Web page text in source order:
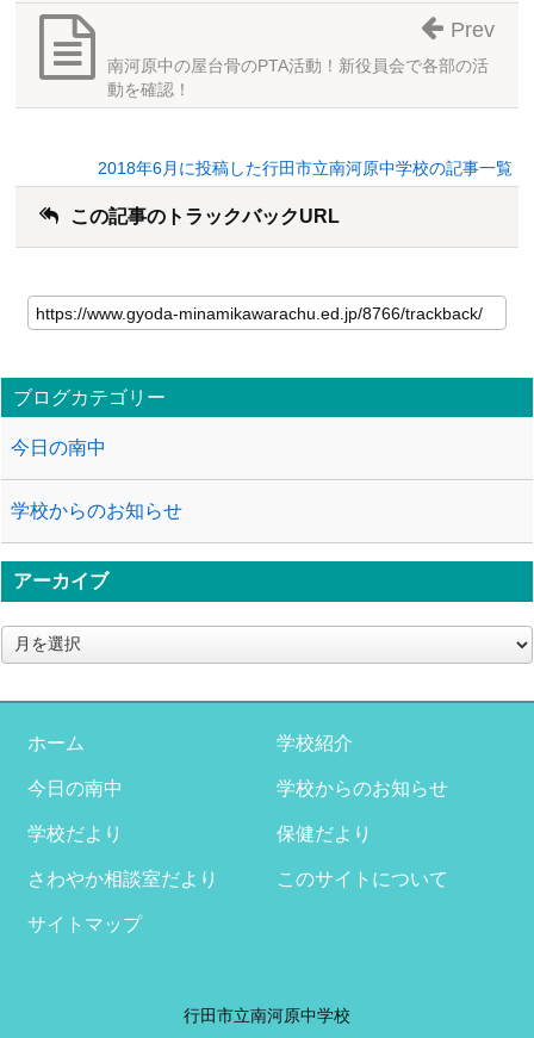
南河原中の屋台骨のPTA活動！新役員会で各部の活
動を確認！
Prev
2018年6月に投稿した行田市立南河原中学校の記事一覧
この記事のトラックバックURL
ブログカテゴリー
今日の南中
学校からのお知らせ
アーカイブ
ア
ー
イ
ホーム 学校紹介
今日の南中 学校からのお知らせ
学校だより 保健だより
さわやか相談室だより このサイトについて
サイトマップ
行田市立南河原中学校